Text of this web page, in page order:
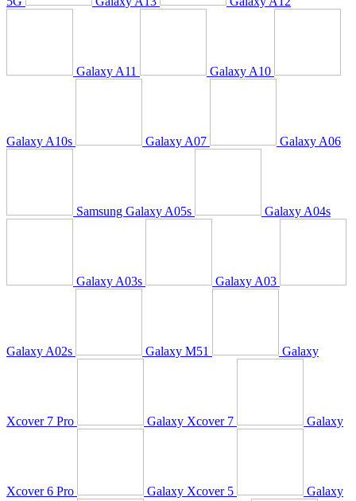
Galaxy A11 Galaxy A10
Galaxy A10s Galaxy A07 Galaxy A06
Samsung Galaxy A05s Galaxy A04s
Galaxy A03s Galaxy A03
Galaxy A02s Galaxy M51 Galaxy
Xcover 7 Pro Galaxy Xcover 7 Galaxy
Xcover 6 Pro Galaxy Xcover 5 Galaxy